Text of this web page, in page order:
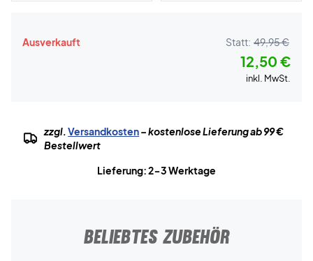
Ausverkauft Statt: 49,95 €
12,50 €
inkl. MwSt.
zzgl.Versandkosten– kostenlose Lieferung ab 99 €
Bestellwert
Lieferung: 2-3 Werktage
BELIEBTES ZUBEHÖR